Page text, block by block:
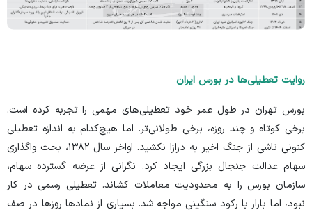
روایت تعطیلی‌ها در بورس ایران
بورس تهران در طول عمر خود تعطیلی‌های مهمی را تجربه کرده است.
برخی کوتاه و چند روزه، برخی طولانی‌تر. اما هیچ‌کدام به اندازه تعطیلی
کنونی ناشی از جنگ اخیر به درازا نکشید. اواخر سال ۱۳۸۲، بحث واگذاری
سهام عدالت جنجال بزرگی ایجاد کرد. نگرانی از عرضه گسترده سهام،
سازمان بورس را به محدودیت معاملات کشاند. تعطیلی رسمی در کار
نبود، اما بازار با رکود سنگینی مواجه شد. بسیاری از نماد‌ها روز‌ها در صف